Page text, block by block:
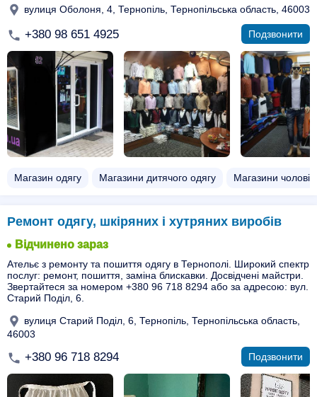
вулиця Оболоня, 4, Тернопіль, Тернопільська область, 46003
+380 98 651 4925 Подзвонити
Магазин одягу Магазини дитячого одягу Магазини
Ремонт одягу, шкіряних і хутряних виробів
Відчинено зараз
Ательє з ремонту та пошиття одягу в Тернополі. Широкий спектр
послуг: ремонт, пошиття, заміна блискавки. Досвідчені майстри.
Звертайтеся за номером +380 96 718 8294 або за адресою: вул.
Старий Поділ, 6.
вулиця Старий Поділ, 6, Тернопіль, Тернопільська область,
46003
+380 96 718 8294 Подзвонити